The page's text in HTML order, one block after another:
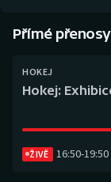
Box
Dostihy
Přímé přenosy
HOKEJ
Hokej:
ŽIVĚ 16:50-19:50